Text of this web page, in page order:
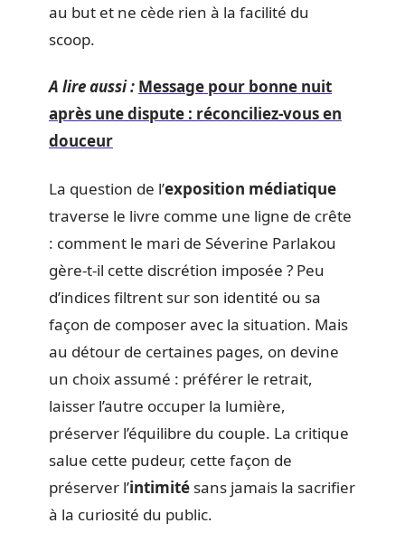
au but et ne cède rien à la facilité du
scoop.
A lire aussi : Message pour bonne nuit
après une dispute : réconciliez-vous en
douceur
La question de l’exposition médiatique
traverse le livre comme une ligne de crête
: comment le mari de Séverine Parlakou
gère-t-il cette discrétion imposée ? Peu
d’indices filtrent sur son identité ou sa
façon de composer avec la situation. Mais
au détour de certaines pages, on devine
un choix assumé : préférer le retrait,
laisser l’autre occuper la lumière,
préserver l’équilibre du couple. La critique
salue cette pudeur, cette façon de
préserver l’intimité sans jamais la sacrifier
à la curiosité du public.